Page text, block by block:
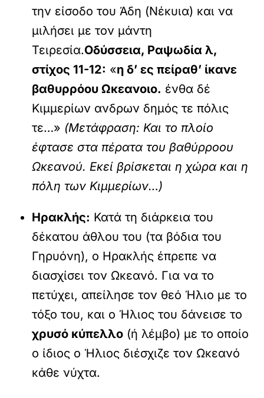
την είσοδο του Άδη (Νέκυια) και να
μιλήσει με τον μάντη
Τειρεσία.Οδύσσεια, Ραψωδία λ,
στίχος 11-12: «η δ’ ες πείραθ’ ίκανε
βαθυρρόου Ωκεανοιο. ένθα δέ
Κιμμερίων ανδρων δημός τε πόλις
τε…» (Μετάφραση: Και το πλοίο
έφτασε στα πέρατα του βαθύρροου
Ωκεανού. Εκεί βρίσκεται η χώρα και η
πόλη των Κιμμερίων…)
Ηρακλής: Κατά τη διάρκεια του
δέκατου άθλου του (τα βόδια του
Γηρυόνη), ο Ηρακλής έπρεπε να
διασχίσει τον Ωκεανό. Για να το
πετύχει, απείλησε τον θεό Ήλιο με το
τόξο του, και ο Ήλιος του δάνεισε το
χρυσό κύπελλο (ή λέμβο) με το οποίο
ο ίδιος ο Ήλιος διέσχιζε τον Ωκεανό
κάθε νύχτα.